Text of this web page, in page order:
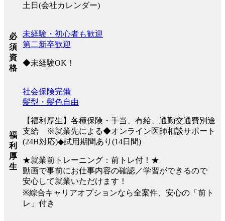
土日(会社カレンダー)
必
須
資
格
未経験・初心者も歓迎
第二新卒歓迎
◆未経験OK！
福
利
厚
生
社会保険完備
髪型・髪色自由
【福利厚生】各種保険・手当、有給、通勤交通費別途
支給 ※就業先による◆オンライン医師相談サポート
(24H対応)◆試用期間あり(14日間)
★就業前トレーニング：前トレ付！★
動画で事前にお仕事内容の確認／学習ができるので
安心して就業いただけます！
※綜合キャリアオプションなら全案件、安心の「前ト
レ」付き